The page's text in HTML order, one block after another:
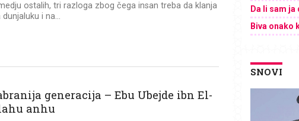
ostalih, tri razloga zbog čega insan treba da klanja
i na...
generacija – Ebu Ubejde ibn El-
anhu
Da li sam
Biva onako
SNOVI